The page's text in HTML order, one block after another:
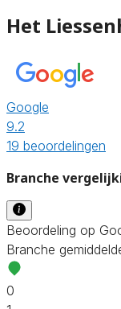
Het
Google
9.2
19 beoordelingen
Branche
Beoordeling op
Branche
0